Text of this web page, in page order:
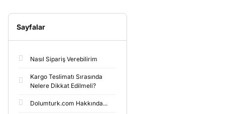
Sayfalar
Nasıl Sipariş Verebilirim
Kargo Teslimatı Sırasında
Nelere Dikkat Edilmeli?
Dolumturk.com Hakkında...